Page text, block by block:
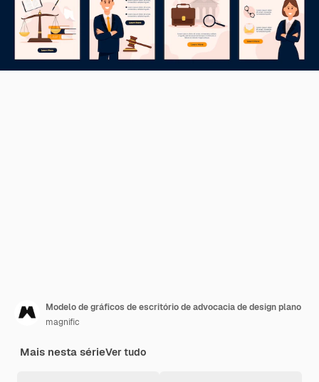
Modelo de gráficos de escritório de advocacia de design plano
magnific
Mais nesta sérieVer tudo